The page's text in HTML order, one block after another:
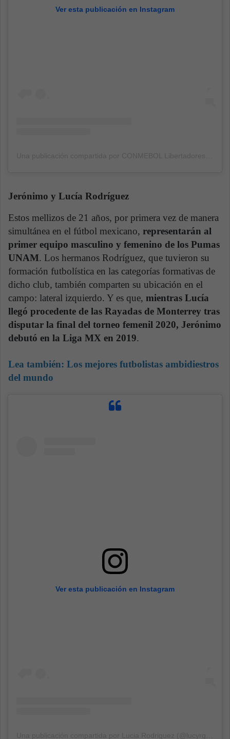
Ver esta publicación en Instagram
Jerónimo y Lucía Rodríguez
Estos mellizos de 21 años, por primera vez de manera
simultánea en el fútbol mexicano, representarán al
primer equipo masculino y femenino de los Pumas
UNAM. Los hermanos Rodríguez, que tuvieron su
formación futbolística en las categorías formativas de
dicho club, también comparten su ubicación en el
campo: lateral izquierdo. Y es que, mientras Lucía
llegó procedente de las Rayadas de Monterrey tras
disputar la final del torneo femenil 2020, Jerónimo
debutó en la Liga MX en 2019.
Lea también: Los mejores futbolistas ambidiestros
del mundo
Ver esta publicación en Instagram